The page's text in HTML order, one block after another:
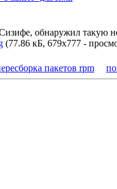
обнаружил такую
(77.86 кБ, 679x777 -
пакетов rpm